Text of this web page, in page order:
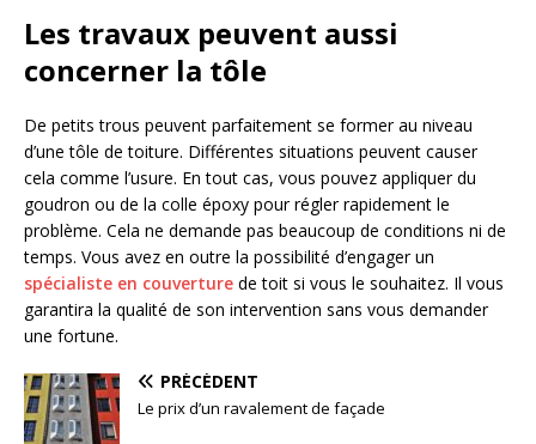
Les travaux peuvent aussi
concerner la tôle
De petits trous peuvent parfaitement se former au niveau
d’une tôle de toiture. Différentes situations peuvent causer
cela comme l’usure. En tout cas, vous pouvez appliquer du
goudron ou de la colle époxy pour régler rapidement le
problème. Cela ne demande pas beaucoup de conditions ni de
temps. Vous avez en outre la possibilité d’engager un
spécialiste en couverture de toit si vous le souhaitez. Il vous
garantira la qualité de son intervention sans vous demander
une fortune.
PRÉCÉDENT
Le prix d’un ravalement de façade